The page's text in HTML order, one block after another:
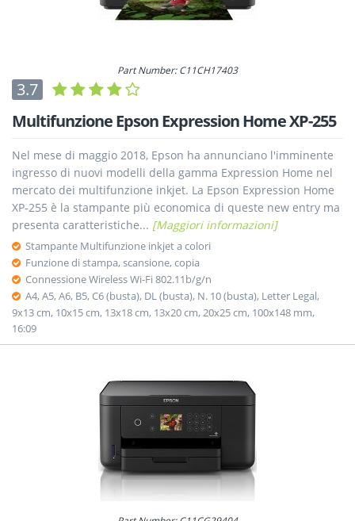
Part Number: C11CH17403
3.7
Multifunzione Epson Expression Home XP-255
Nel mese di maggio 2018, Epson ha annunciano l'imminente
ingresso di nuovi modelli della gamma Expression Home nel
mercato dei multifunzione inkjet. La Epson Expression Home
XP-255 è la stampante più economica di queste new entry ma
presenta caratteristiche... [Maggiori informazioni]
Stampante Multifunzione inkjet a colori
Funzione di stampa, scansione, copia
Connessione Wireless Wi-Fi 802.11b/g/n
A4, A5, A6, B5, C6 (busta), DL (busta), N. 10 (busta), Letter Legal,
9x13 cm, 10x15 cm, 13x18 cm, 13x20 cm, 20x25 cm, 100x148 mm,
16:09